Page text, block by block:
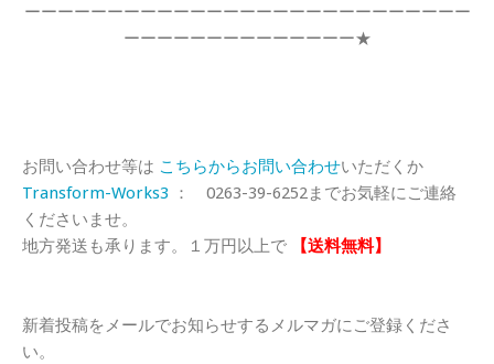
ーーーーーーーーーーーーーーーーーーーーーーーーーーー
ーーーーーーーーーーーーーー★
お問い合わせ等は こちらからお問い合わせいただくか
Transform-Works3 ： 0263-39-6252までお気軽にご連絡
くださいませ。
地方発送も承ります。１万円以上で
【送料無料】
新着投稿をメールでお知らせするメルマガにご登録くださ
い。